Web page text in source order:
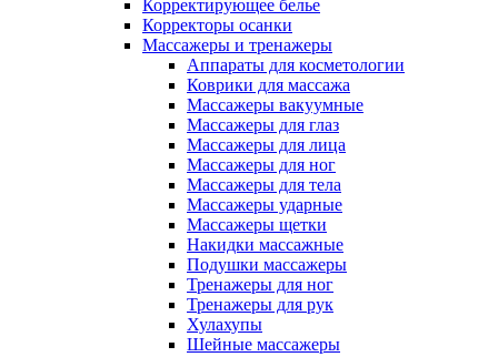
Корректирующее белье
Корректоры осанки
Массажеры и тренажеры
Аппараты для косметологии
Коврики для массажа
Массажеры вакуумные
Массажеры для глаз
Массажеры для лица
Массажеры для ног
Массажеры для тела
Массажеры ударные
Массажеры щетки
Накидки массажные
Подушки массажеры
Тренажеры для ног
Тренажеры для рук
Хулахупы
Шейные массажеры